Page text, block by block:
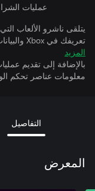
عمليات
يتلقى ناشرو الألعاب
تعريفك في Xbox والبيانات المقترنة بينما تمارس الألعاب.
المزيد
بالإضافة إلى تقديم
معلومات عناصر تحكم
التفاصيل
المعرض